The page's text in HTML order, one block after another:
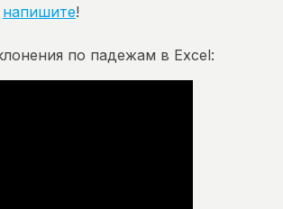
напишите!
по падежам в Excel: